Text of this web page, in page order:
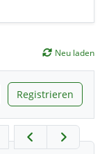
Neu laden
Registrieren